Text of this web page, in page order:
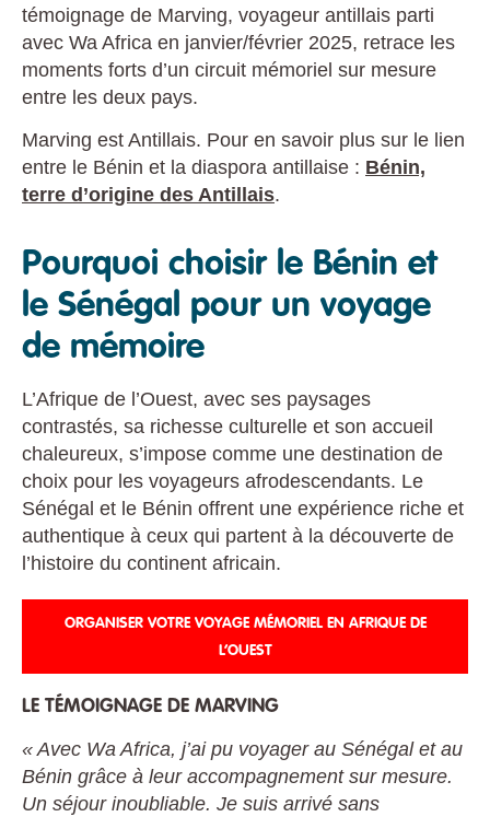
témoignage de Marving, voyageur antillais parti
avec Wa Africa en janvier/février 2025, retrace les
moments forts d’un circuit mémoriel sur mesure
entre les deux pays.
Marving est Antillais. Pour en savoir plus sur le lien
entre le Bénin et la diaspora antillaise : Bénin,
terre d’origine des Antillais.
Pourquoi choisir le Bénin et
le Sénégal pour un voyage
de mémoire
L’Afrique de l’Ouest, avec ses paysages
contrastés, sa richesse culturelle et son accueil
chaleureux, s’impose comme une destination de
choix pour les voyageurs afrodescendants. Le
Sénégal et le Bénin offrent une expérience riche et
authentique à ceux qui partent à la découverte de
l’histoire du continent africain.
ORGANISER VOTRE VOYAGE MÉMORIEL EN AFRIQUE DE
L’OUEST
LE TÉMOIGNAGE DE MARVING
« Avec Wa Africa, j’ai pu voyager au Sénégal et au
Bénin grâce à leur accompagnement sur mesure.
Un séjour inoubliable. Je suis arrivé sans